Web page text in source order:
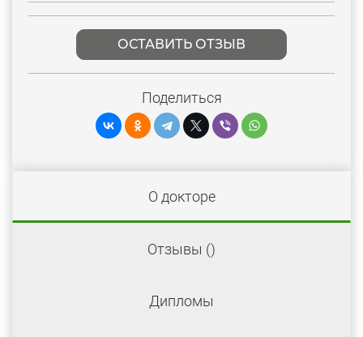
ОСТАВИТЬ ОТЗЫВ
Поделиться
О докторе
Отзывы ()
Дипломы